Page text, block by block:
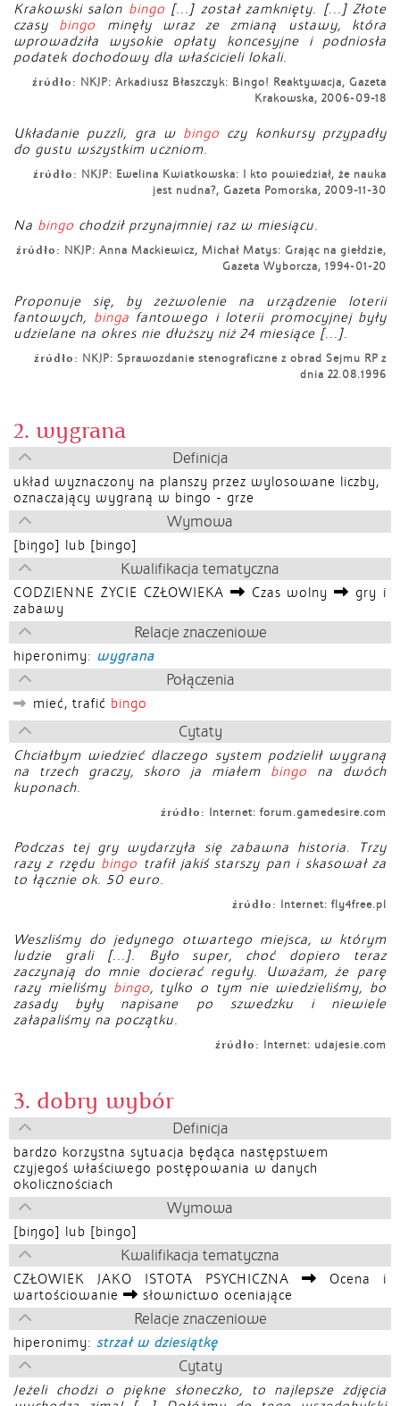
Krakowski salon bingo [...] został zamknięty. [...] Złote
czasy bingo minęły wraz ze zmianą ustawy, która
wprowadziła wysokie opłaty koncesyjne i podniosła
podatek dochodowy dla właścicieli lokali.
źródło: NKJP: Arkadiusz Błaszczyk: Bingo! Reaktywacja, Gazeta
Krakowska, 2006-09-18
Układanie puzzli, gra w bingo czy konkursy przypadły
do gustu wszystkim uczniom.
źródło: NKJP: Ewelina Kwiatkowska: I kto powiedział, że nauka
jest nudna?, Gazeta Pomorska, 2009-11-30
Na bingo chodził przynajmniej raz w miesiącu.
źródło: NKJP: Anna Mackiewicz, Michał Matys: Grając na giełdzie,
Gazeta Wyborcza, 1994-01-20
Proponuje się, by zezwolenie na urządzenie loterii
fantowych, binga fantowego i loterii promocyjnej były
udzielane na okres nie dłuższy niż 24 miesiące [...].
źródło: NKJP: Sprawozdanie stenograficzne z obrad Sejmu RP z
dnia 22.08.1996
2. wygrana
Definicja
układ wyznaczony na planszy przez wylosowane liczby,
oznaczający wygraną w bingo - grze
Wymowa
[biŋgo] lub [bingo]
Kwalifikacja tematyczna
CODZIENNE ŻYCIE CZŁOWIEKA Czas wolny
gry i
zabawy
Relacje znaczeniowe
hiperonimy: wygrana
Połączenia
mieć, trafić bingo
Cytaty
Chciałbym wiedzieć dlaczego system podzielił wygraną
na trzech graczy, skoro ja miałem bingo na dwóch
kuponach.
źródło: Internet: forum.gamedesire.com
Podczas tej gry wydarzyła się zabawna historia. Trzy
razy z rzędu bingo trafił jakiś starszy pan i skasował za
to łącznie ok. 50 euro.
źródło: Internet: fly4free.pl
Weszliśmy do jedynego otwartego miejsca, w którym
ludzie grali [...]. Było super, choć dopiero teraz
zaczynają do mnie docierać reguły. Uważam, że parę
razy mieliśmy bingo, tylko o tym nie wiedzieliśmy, bo
zasady były napisane po szwedzku i niewiele
załapaliśmy na początku.
źródło: Internet: udajesie.com
3. dobry wybór
Definicja
bardzo korzystna sytuacja będąca następstwem
czyjegoś właściwego postępowania w danych
okolicznościach
Wymowa
[biŋgo] lub [bingo]
Kwalifikacja tematyczna
CZŁOWIEK JAKO ISTOTA PSYCHICZNA
Ocena i
wartościowanie
słownictwo oceniające
Relacje znaczeniowe
hiperonimy: strzał w dziesiątkę
Cytaty
Jeżeli chodzi o piękne słoneczko, to najlepsze zdjęcia